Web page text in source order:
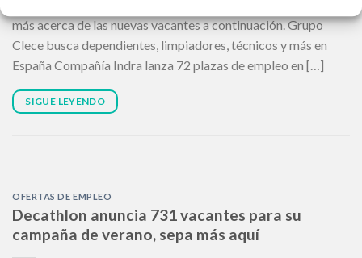
más acerca de las nuevas vacantes a continuación. Grupo
Clece busca dependientes, limpiadores, técnicos y más en
España Compañía Indra lanza 72 plazas de empleo en […]
SIGUE LEYENDO
OFERTAS DE EMPLEO
Decathlon anuncia 731 vacantes para su
campaña de verano, sepa más aquí